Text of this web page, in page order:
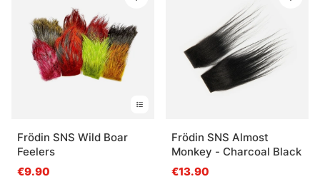
Frödin SNS Wild Boar
Feelers
€9.90
Frödin SNS Almost
Monkey - Charcoal Black
€13.90